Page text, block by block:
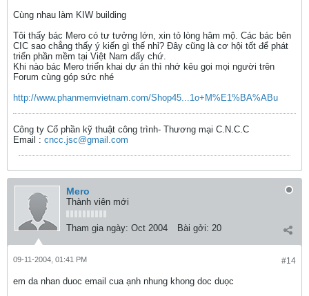
Cùng nhau làm KIW building
Tôi thấy bác Mero có tư tưởng lớn, xin tỏ lòng hâm mộ. Các bác bên
CIC sao chẳng thấy ý kiến gì thế nhỉ? Đây cũng là cơ hội tốt để phát
triển phần mềm tại Việt Nam đấy chứ.
Khi nào bác Mero triển khai dự án thì nhớ kêu gọi mọi người trên
Forum cùng góp sức nhé
http://www.phanmemvietnam.com/Shop45...1o+M%E1%BA%ABu
Công ty Cổ phần kỹ thuật công trình- Thương mại C.N.C.C
Email : cncc.jsc@gmail.com
Mero
Thành viên mới
Tham gia ngày: Oct 2004 Bài gởi: 20
#14
09-11-2004, 01:41 PM
em da nhan duoc email cua ạnh nhung khong doc duọc